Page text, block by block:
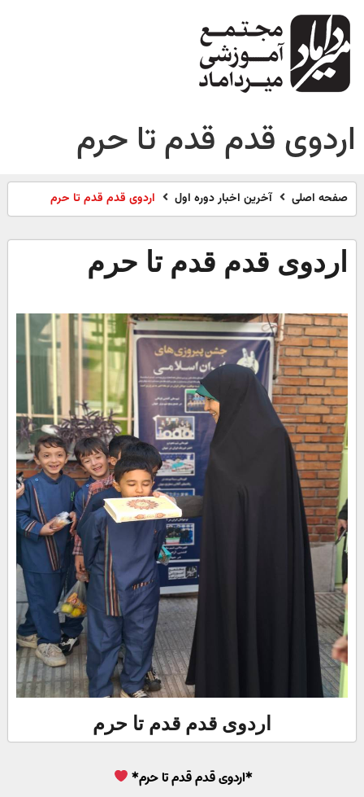
اردوی قدم قدم تا حرم
صفحه اصلی آخرین اخبار دوره اول اردوی قدم قدم تا حرم
اردوی قدم قدم تا حرم
اردوی قدم قدم تا حرم
*اردوی قدم قدم تا حرم*